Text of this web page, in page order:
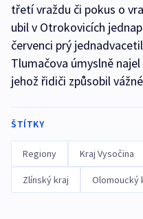
třetí vraždu či pokus o
ubil v Otrokovicích
červenci prý
Tlumačova úmyslně
jehož řidiči způsobil
ŠTÍTKY
Regiony Kraj Vysočina
Zlínský kraj Olomoucký